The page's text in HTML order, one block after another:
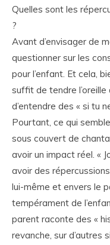
Quelles sont les
?
Avant d’envisager de
questionner sur les
pour l’enfant. Et cela,
suffit de tendre l’oreille
d’entendre des « si tu
Pourtant, ce qui
sous couvert de
avoir un impact réel. «
avoir des
lui-même et envers le
tempérament de
parent raconte des «
revanche, sur d’autres